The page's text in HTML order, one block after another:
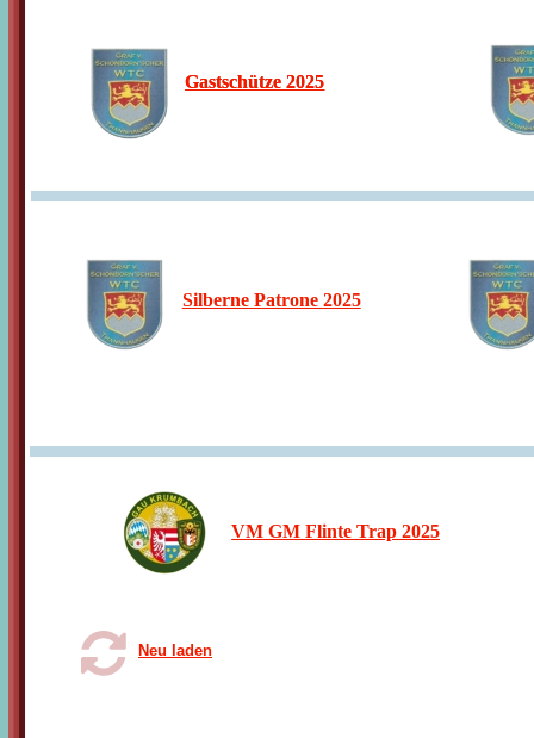
Gastschütze 2025
Silberne Patrone 2025
Neu laden
VM GM Flinte Trap 2025
Gastschütze 2025